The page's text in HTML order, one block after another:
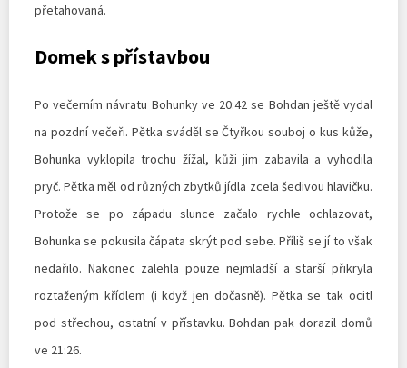
přetahovaná.
Domek s přístavbou
Po večerním návratu Bohunky ve 20:42 se Bohdan ještě vydal
na pozdní večeři. Pětka sváděl se Čtyřkou souboj o kus kůže,
Bohunka vyklopila trochu žížal, kůži jim zabavila a vyhodila
pryč. Pětka měl od různých zbytků jídla zcela šedivou hlavičku.
Protože se po západu slunce začalo rychle ochlazovat,
Bohunka se pokusila čápata skrýt pod sebe. Příliš se jí to však
nedařilo. Nakonec zalehla pouze nejmladší a starší přikryla
roztaženým křídlem (i když jen dočasně). Pětka se tak ocitl
pod střechou, ostatní v přístavku. Bohdan pak dorazil domů
ve 21:26.